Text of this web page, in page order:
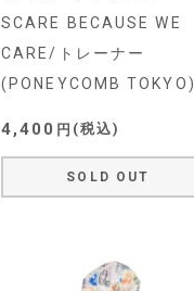
SCARE BECAUSE WE
CARE/トレーナー
(PONEYCOMB TOKYO)
4,400 税込
SOLD OUT